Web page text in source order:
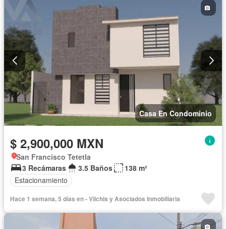
Casa En Condominio
$ 2,900,000 MXN
San Francisco Tetetla
3 Recámaras
3.5 Baños
138 m²
Estacionamiento
Hace 1 semana, 5 días en - Vilchis y Asociados Inmobiliaria